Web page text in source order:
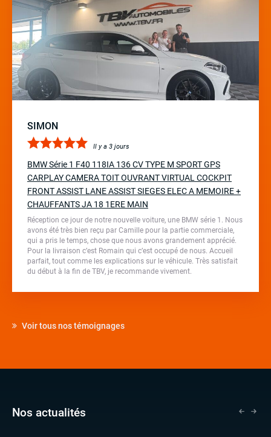
SIMON
Il y a 3 jours
BMW Série 1 F40 118IA 136 CV TYPE M SPORT GPS
CARPLAY CAMERA TOIT OUVRANT VIRTUAL COCKPIT
FRONT ASSIST LANE ASSIST SIEGES ELEC A MEMOIRE +
CHAUFFANTS JA 18 1ERE MAIN
Réception ce jour de notre nouvelle voiture, une BMW série 1. Nous
avons été très bien reçu par Camille pour la partie commerciale,
qui a pris le temps, chose que nous avons grandement apprécié.
Pour la livraison c’est Romain qui c’est occupé de nous. Accueil
parfait, tout comme les explications sur le véhicule. Très satisfait
du début à la fin de TBV, je recommande vivement.
Voir tous nos témoignages
Nos actualités